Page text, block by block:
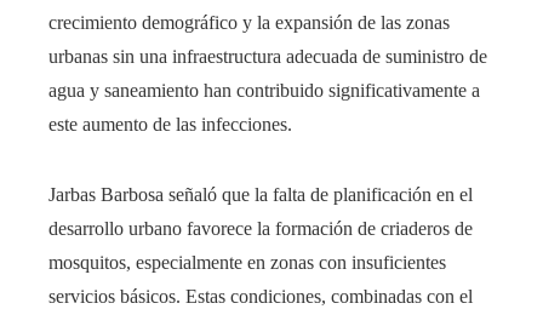
crecimiento demográfico y la expansión de las zonas
urbanas sin una infraestructura adecuada de suministro de
agua y saneamiento han contribuido significativamente a
este aumento de las infecciones.
Jarbas Barbosa señaló que la falta de planificación en el
desarrollo urbano favorece la formación de criaderos de
mosquitos, especialmente en zonas con insuficientes
servicios básicos. Estas condiciones, combinadas con el